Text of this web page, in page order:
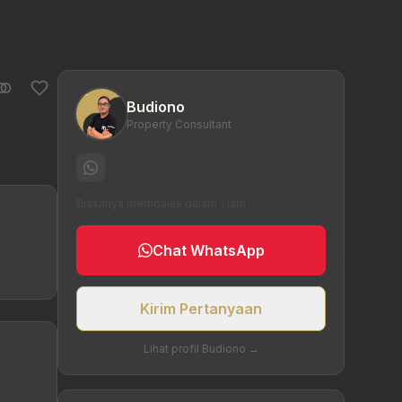
Budiono
Property Consultant
Chat WhatsApp
Kirim Pertanyaan
Lihat profil Budiono →